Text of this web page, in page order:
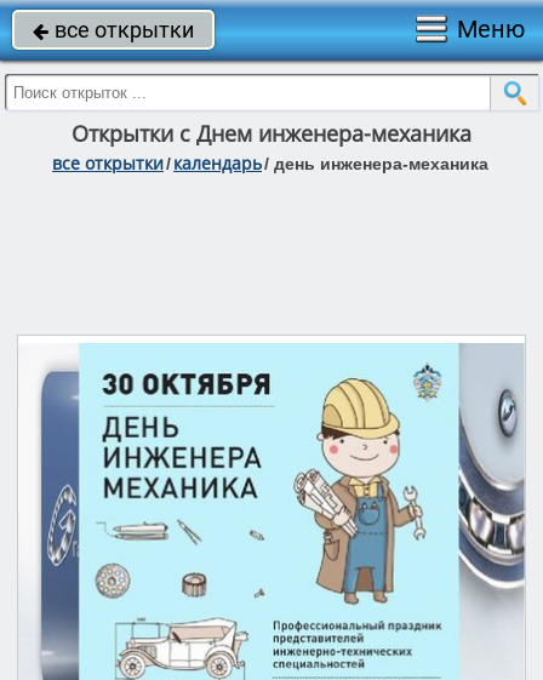
 все открытки Меню
Открытки с Днем инженера-механика
все открытки/календарь/ день инженера-механика